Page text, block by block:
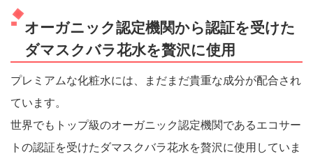
オーガニック認定機関から認証を受けた
ダマスクバラ花水を贅沢に使用
プレミアムな化粧水には、まだまだ貴重な成分が配合され
ています。
世界でもトップ級のオーガニック認定機関であるエコサー
トの認証を受けたダマスクバラ花水を贅沢に使用していま